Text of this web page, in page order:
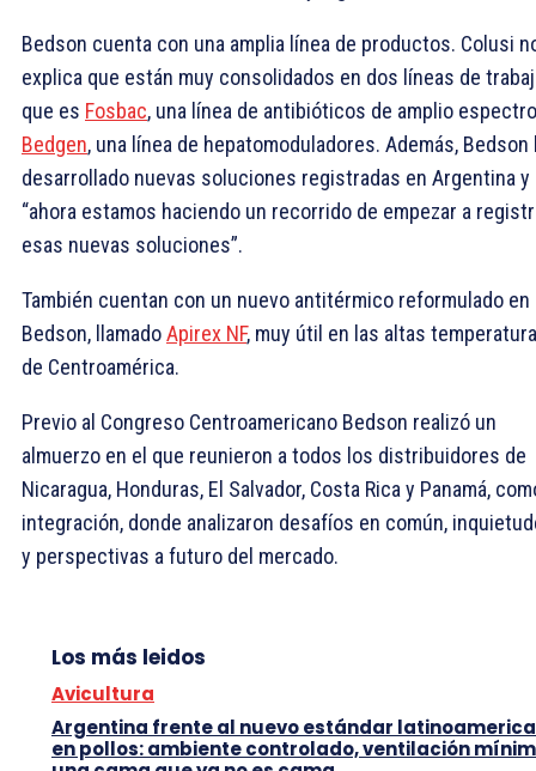
Bedson cuenta con una amplia línea de productos. Colusi
explica que están muy consolidados en dos líneas de
que es Fosbac, una línea de antibióticos de amplio
Bedgen, una línea de hepatomoduladores. Además, Bedson
desarrollado nuevas soluciones registradas en Argentina y
“ahora estamos haciendo un recorrido de empezar a
esas nuevas soluciones”.
También cuentan con un nuevo antitérmico reformulado en
Bedson, llamadoApirex NF, muy útil en las altas
de Centroamérica.
Previo al Congreso Centroamericano Bedson realizó un
almuerzo en el que reunieron a todos los distribuidores de
Nicaragua, Honduras, El Salvador, Costa Rica y Panamá,
integración, donde analizaron desafíos en común,
y perspectivas a futuro del mercado.
Los más leidos
Avicultura
Argentina frente al nuevo estándar
en pollos: ambiente controlado, ventilación